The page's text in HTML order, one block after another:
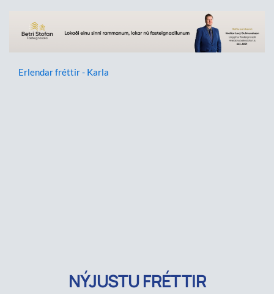
Erlendar fréttir - Karla
NÝJUSTU FRÉTTIR